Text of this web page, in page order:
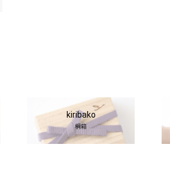
kiribako
桐箱